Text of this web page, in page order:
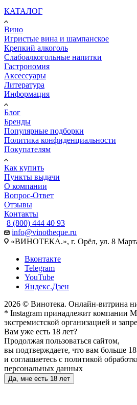
КАТАЛОГ
Вино
Игристые вина и шампанское
Крепкий алкоголь
Слабоалкогольные напитки
Гастрономия
Аксессуары
Литература
Информация
Блог
Бренды
Популярные подборки
Политика конфиденциальности
Покупателям
Как купить
Пункты выдачи
О компании
Вопрос-Ответ
Отзывы
Контакты
8 (800) 444 40 93
info@vinotheque.ru
«ВИНОТЕКА.», г. Орёл, ул. 8
Вконтакте
Telegram
YouTube
Яндекс.Дзен
2026 © Винотека. Онлайн-витрина
* Instagram принадлежит компании
экстремистской организацией и
Вам уже есть 18 лет?
Продолжая пользоваться сайтом,
вы подтверждаете, что вам больше 18
и соглашаетесь с политикой
персональных данных
Да, мне есть 18 лет